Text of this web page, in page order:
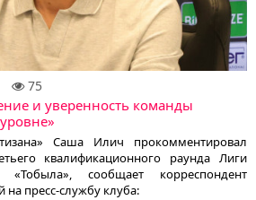
75
и уверенность команды
Саша Илич прокомментировал
квалификационного раунда Лиги
сообщает корреспондент
на пресс-службу клуба: